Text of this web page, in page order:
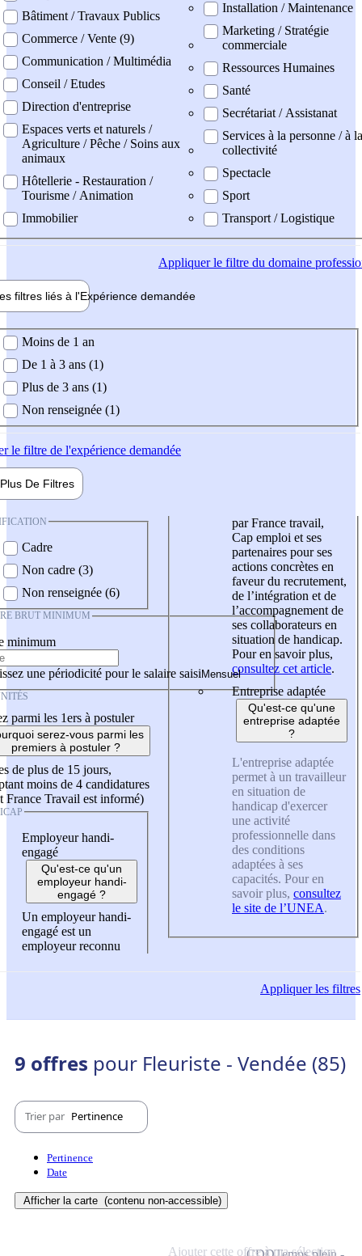
Bâtiment / Travaux Publics
Commerce / Vente (9)
Communication / Multimédia
Conseil / Etudes
Direction d'entreprise
Espaces verts et naturels /
Agriculture / Pêche / Soins aux
animaux
Hôtellerie - Restauration /
Tourisme / Animation
Immobilier
Installation / Maintenance
Marketing / Stratégie
commerciale
Ressources Humaines
Santé
Secrétariat / Assistanat
Services à la personne / à la
collectivité
Spectacle
Sport
Transport / Logistique
Appliquerle filtre du domaine
filtres liés à l'Expérience demandée
demandée
Moins de 1 an
De 1 à 3 ans (1)
Plus de 3 ans (1)
Non renseignée (1)
le filtre de l'expérience demandée
Plus De Filtres
Cadre
Non cadre (3)
Non renseignée (6)
BRUT MINIMUM
minimum
une périodicité pour le salaire saisi
parmi les 1ers à postuler
serez-vous parmi les
premiers à postuler ?
de plus de 15 jours,
moins de 4 candidatures
France Travail est informé)
Employeur handi-
engagé
Qu'est-ce qu'un
employeur handi-
engagé ?
Un employeur handi-
engagé est un
employeur reconnu
par France travail,
Cap emploi et ses
partenaires pour ses
actions concrètes en
faveur du recrutement,
de l’intégration et de
l’accompagnement de
ses collaborateurs en
situation de handicap.
Pour en savoir plus,
consultez cet article.
Entreprise adaptée
Qu'est-ce qu'une
entreprise adaptée
?
L'entreprise adaptée
permet à un travailleur
en situation de
handicap d'exercer
une activité
professionnelle dans
des conditions
adaptées à ses
capacités. Pour en
savoir plus, consultez
le site de l’UNEA.
Appliquerles filtres
9 offres pour Fleuriste - Vendée (85)
Trier par Pertinence
Pertinence
Date
Afficher la carte (contenu non-accessible)
Ajouter cette offre à ma sélection